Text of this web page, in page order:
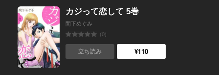
カジって恋して 5巻
間下めぐみ
(0)
立ち読み ¥110